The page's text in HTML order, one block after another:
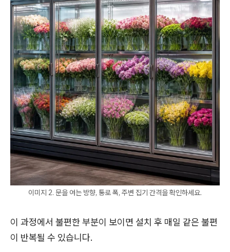
이미지 2. 문을 여는 방향, 통로 폭, 주변 집기 간격을 확인하세요.
이 과정에서 불편한 부분이 보이면 설치 후 매일 같은 불편
이 반복될 수 있습니다.